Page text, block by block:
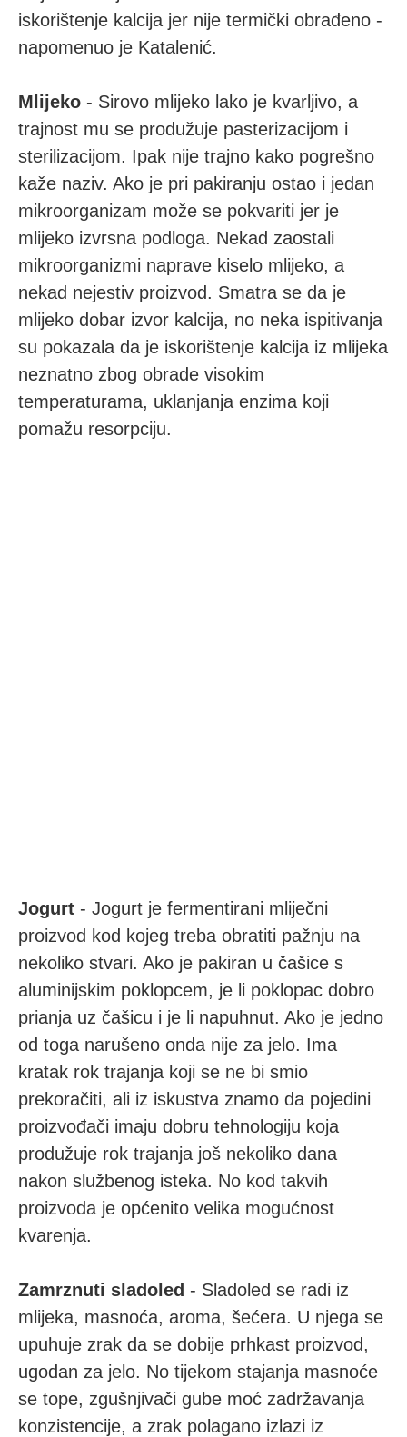
iskorištenje kalcija jer nije termički obrađeno -
napomenuo je Katalenić.
Mlijeko - Sirovo mlijeko lako je kvarljivo, a
trajnost mu se produžuje pasterizacijom i
sterilizacijom. Ipak nije trajno kako pogrešno
kaže naziv. Ako je pri pakiranju ostao i jedan
mikroorganizam može se pokvariti jer je
mlijeko izvrsna podloga. Nekad zaostali
mikroorganizmi naprave kiselo mlijeko, a
nekad nejestiv proizvod. Smatra se da je
mlijeko dobar izvor kalcija, no neka ispitivanja
su pokazala da je iskorištenje kalcija iz mlijeka
neznatno zbog obrade visokim
temperaturama, uklanjanja enzima koji
pomažu resorpciju.
Jogurt - Jogurt je fermentirani mliječni
proizvod kod kojeg treba obratiti pažnju na
nekoliko stvari. Ako je pakiran u čašice s
aluminijskim poklopcem, je li poklopac dobro
prianja uz čašicu i je li napuhnut. Ako je jedno
od toga narušeno onda nije za jelo. Ima
kratak rok trajanja koji se ne bi smio
prekoračiti, ali iz iskustva znamo da pojedini
proizvođači imaju dobru tehnologiju koja
produžuje rok trajanja još nekoliko dana
nakon službenog isteka. No kod takvih
proizvoda je općenito velika mogućnost
kvarenja.
Zamrznuti sladoled - Sladoled se radi iz
mlijeka, masnoća, aroma, šećera. U njega se
upuhuje zrak da se dobije prhkast proizvod,
ugodan za jelo. No tijekom stajanja masnoće
se tope, zgušnjivači gube moć zadržavanja
konzistencije, a zrak polagano izlazi iz